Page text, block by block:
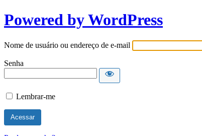
Powered by WordPress
Nome de usuário ou endereço de e-mail
Senha
Lembrar-me